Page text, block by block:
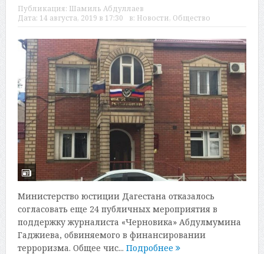
Публикация: Шамиль Абдуллаев
Дата: 14 августа, 2019 в 17:30 в: Новости, Общество
Министерство юстиции Дагестана отказалось
согласовать еще 24 публичных мероприятия в
поддержку журналиста «Черновика» Абдулмумина
Гаджиева, обвиняемого в финансировании
терроризма. Общее чис... Подробнее